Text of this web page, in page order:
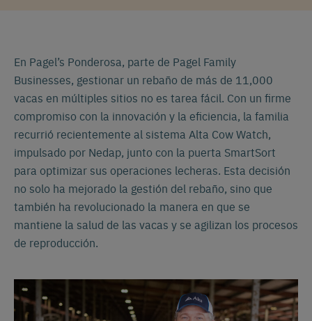
En Pagel’s Ponderosa, parte de Pagel Family
Businesses, gestionar un rebaño de más de 11,000
vacas en múltiples sitios no es tarea fácil. Con un firme
compromiso con la innovación y la eficiencia, la familia
recurrió recientemente al sistema Alta Cow Watch,
impulsado por Nedap, junto con la puerta SmartSort
para optimizar sus operaciones lecheras. Esta decisión
no solo ha mejorado la gestión del rebaño, sino que
también ha revolucionado la manera en que se
mantiene la salud de las vacas y se agilizan los procesos
de reproducción.